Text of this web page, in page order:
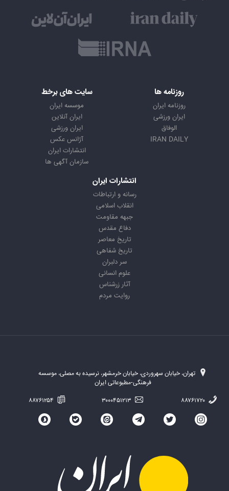
روزنامه ها
روزنامه ایران
ایران ورزشی
الوفاق
IRAN DAILY
سایت های برخط
موسسه ایران
ایران آنلاین
ایران ورزشی
آژانس عکس
انتشارات ایران
سازمان آگهی ها
انتشارات ایران
رسانه و ارتباطات
انقلاب اسلامی
جبهه مقاومت
دفاع مقدس
تاریخ معاصر
تاریخ شفاهی
سر دلبران
علوم انسانی
آثار زرشناس
روایت مردم
تهران، خیابان سهروردی، خیابان خرمشهر، نرسیده به مصلی، موسسه
فرهنگی-مطبوعاتی ایران